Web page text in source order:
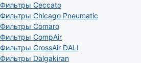
Фильтры Ceccato
Фильтры Chicago Pneumatic
Фильтры Comaro
Фильтры CompAir
Фильтры CrossAir DALI
Фильтры Dalgakiran